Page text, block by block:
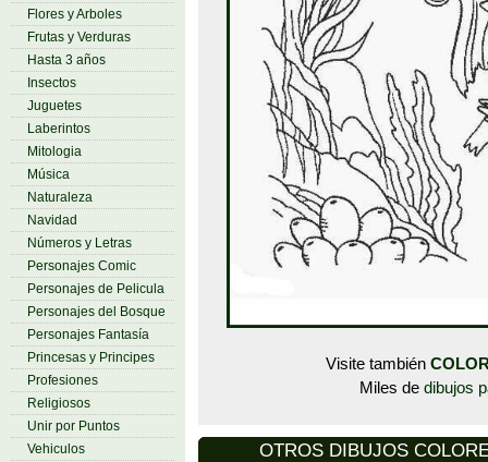
Flores y Arboles
Frutas y Verduras
Hasta 3 años
Insectos
Juguetes
Laberintos
Mitologia
Música
Naturaleza
Navidad
Números y Letras
Personajes Comic
Personajes de Pelicula
Personajes del Bosque
Personajes Fantasía
Princesas y Principes
Profesiones
Religiosos
Unir por Puntos
Vehiculos
Visite también
Miles de dibujos
OTROS DIBUJOS